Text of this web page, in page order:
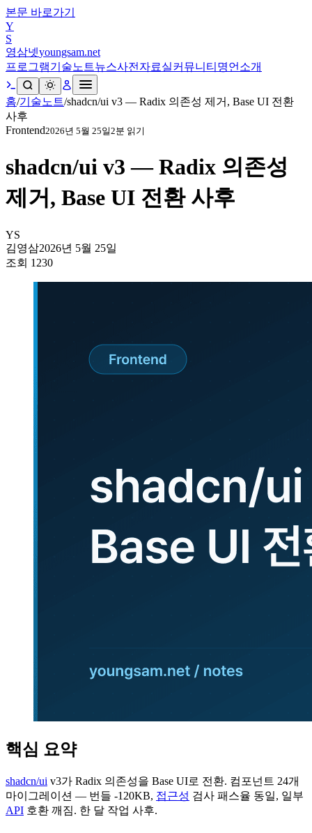
본문 바로가기
Y
S
영삼넷youngsam.net
프로그램기술노트뉴스사전 자료실커뮤니티 명언 소개
홈/기술노트/shadcn/ui v3 — Radix 의존성 제거, Base UI 전환
사후
Frontend2026년 5월 25일2분 읽기
shadcn/ui v3 — Radix 의존성
제거, Base UI 전환 사후
YS
김영삼2026년 5월 25일
조회 1230
핵심 요약
shadcn/ui v3가 Radix 의존성을 Base UI로 전환. 컴포넌트 24개
마이그레이션 — 번들 -120KB, 접근성 검사 패스율 동일, 일부
API 호환 깨짐. 한 달 작업 사후.